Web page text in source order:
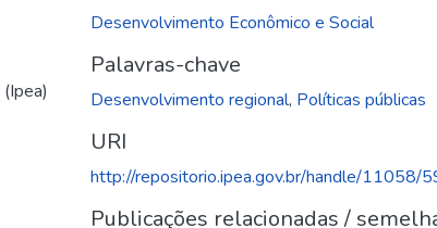
Desenvolvimento Econômico e Social
Palavras-chave
Desenvolvimento regional, Políticas públicas
URI
http://repositorio.ipea.gov.br/handle/11058/
Publicações relacionadas /